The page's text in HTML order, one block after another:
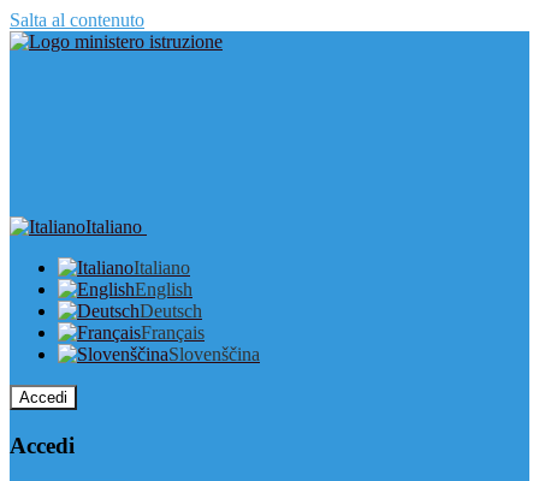
Salta al contenuto
Italiano
Italiano
English
Deutsch
Français
Slovenščina
Accedi
Accedi